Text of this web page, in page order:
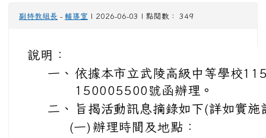
副特教組長 - 輔導室 | 2026-06-03 | 點閱數： 349
說明：
一、 依據本市立武陵高級中等學校
150005500號函辦理。
二、
旨揭活動訊息摘錄如下(詳如實施
(一) 辦理時間及地點：